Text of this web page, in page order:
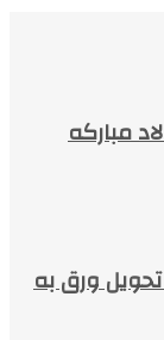
مبارکه
ورق به